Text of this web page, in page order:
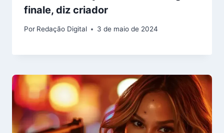
finale, diz criador
Por Redação Digital 3 de maio de 2024